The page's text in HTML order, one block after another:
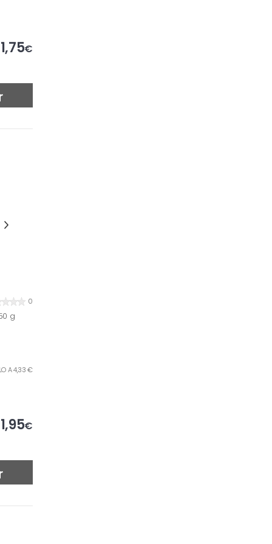
1,75€
0
g
A 4,33 €
1,95€